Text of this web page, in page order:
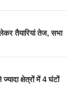
तैयारियां तेज, सभा
क्षेत्रों में 4 घंटों